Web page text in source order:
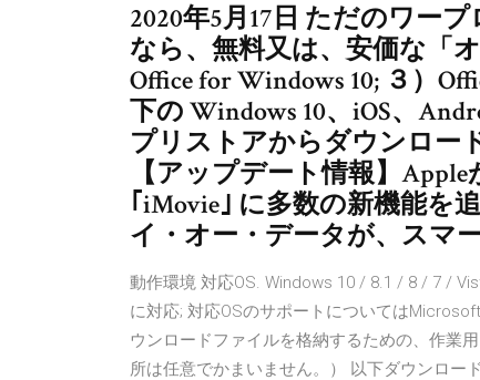
2020年5月17日 ただのワー
なら、無料又は、安価な「
Office for Windows 10; ３）
下の Windows 10、iOS、
プリストアからダウンロー
【アップデート情報】
｢iMovie｣ に多数の新機能を
イ・オー・データが、スマ
動作環境 対応OS. Windows 10 / 8.1 / 8 / 7 /
に対応; 対応OSのサポートについては
ウンロードファイルを格納するための、作業
所は任意でかまいません。） 以下ダウンロー